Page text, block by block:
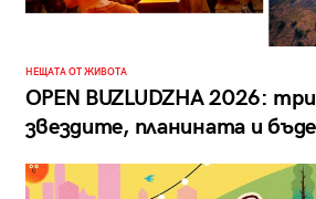
НЕЩАТА ОТ ЖИВОТА
OPEN BUZLUDZHA 2026:
звездите, планината и